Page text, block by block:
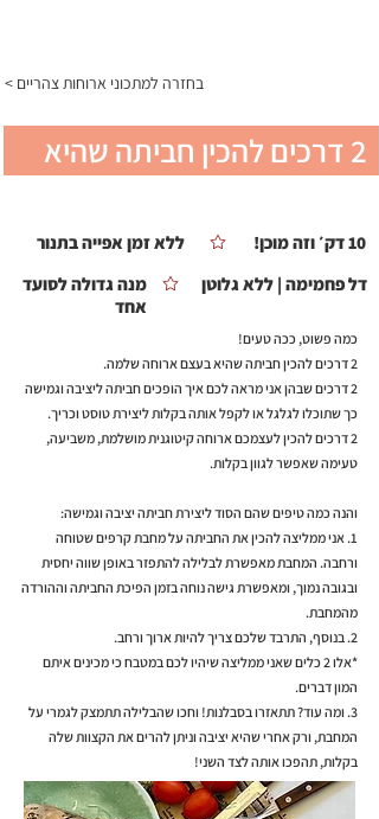
< בחזרה למתכוני ארוחות צהריים
2 דרכים להכין חביתה שהיא
10 דק׳ וזה מוכן!
דל פחמימה | ללא גלוטן
מנה גדולה לסועד
אחד
ללא זמן אפייה בתנור
כמה פשוט, ככה טעים!
2 דרכים להכין חביתה שהיא בעצם ארוחה שלמה.
2 דרכים שבהן אני מראה לכם איך הופכים חביתה ליציבה וגמישה
כך שתוכלו לגלגל או לקפל אותה בקלות ליצירת טוסט וכריך.
2 דרכים להכין לעצמכם ארוחה קיטוגנית מושלמת, משביעה,
טעימה שאפשר לגוון בקלות.
והנה כמה טיפים שהם הסוד ליצירת חביתה יציבה וגמישה:
1. אני ממליצה להכין את החביתה על מחבת קרפים שטוחה
ורחבה. המחבת מאפשרת לבלילה להתפזר באופן שווה יחסית
ובגובה נמוך, ומאפשרת גישה נוחה בזמן הפיכת החביתה וההורדה
מהמחבת.
2. בנוסף, התרבד שלכם צריך להיות ארוך ורחב.
*אלו 2 כלים שאני ממליצה שיהיו לכם במטבח כי מכינים איתם
המון דברים.
3. ומה עוד? תתאזרו בסבלנות! וחכו שהבלילה תתמצק לגמרי על
המחבת, ורק אחרי שהיא יציבה וניתן להרים את הקצוות שלה
בקלות, תהפכו אותה לצד השני!